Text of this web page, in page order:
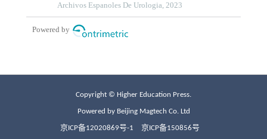
Copyright © Higher Education Press.
Powered by Beijing Magtech Co. Ltd
京ICP备12020869号-1 京ICP备150856号